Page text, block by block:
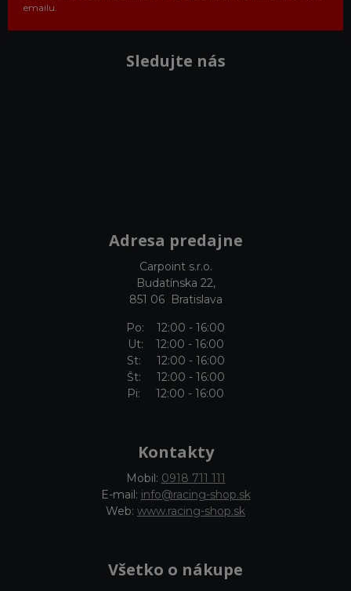
emailu.
Sledujte nás
Adresa predajne
Carpoint s.r.o.
Budatínska 22,
851 06 Bratislava
Po: 12:00 - 16:00
Ut: 12:00 - 16:00
St: 12:00 - 16:00
Št: 12:00 - 16:00
Pi: 12:00 - 16:00
Kontakty
Mobil: 0918 711 111
E-mail: info@racing-shop.sk
Web: www.racing-shop.sk
Všetko o nákupe